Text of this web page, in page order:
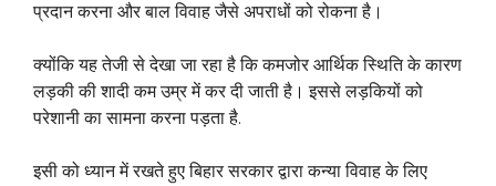
प्रदान करना और बाल विवाह जैसे अपराधों को रोकना है।
क्योंकि यह तेजी से देखा जा रहा है कि कमजोर आर्थिक स्थिति के कारण
लड़की की शादी कम उम्र में कर दी जाती है। इससे लड़कियों को
परेशानी का सामना करना पड़ता है.
इसी को ध्यान में रखते हुए बिहार सरकार द्वारा कन्या विवाह के लिए